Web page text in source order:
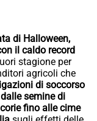
di Halloween,
il caldo record
stagione per
agricoli che
di soccorso
dalle semine di
fino alle cime